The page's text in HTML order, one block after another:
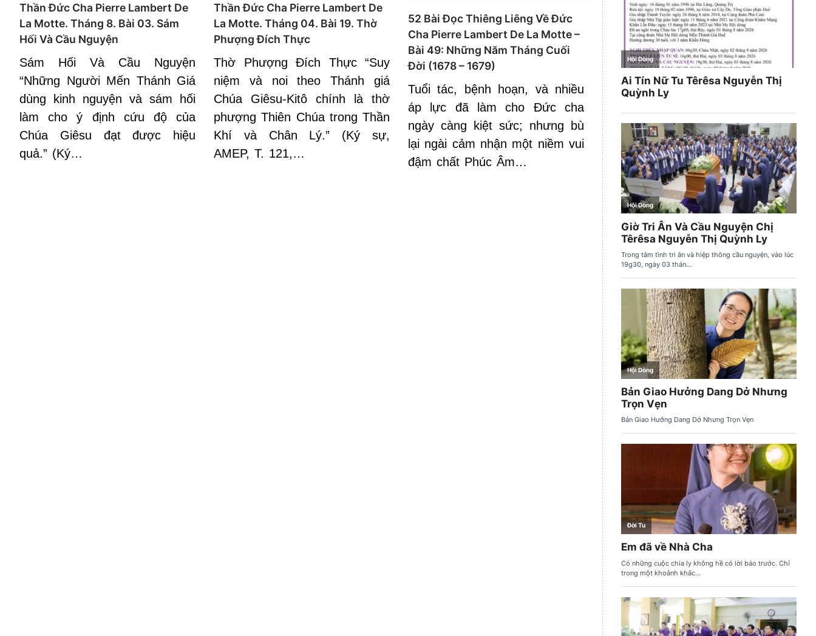
Thần Đức Cha Pierre Lambert De
La Motte. Tháng 8. Bài 03. Sám
Hối Và Cầu Nguyện
Sám Hối Và Cầu Nguyện
“Những Người Mến Thánh Giá
dùng kinh nguyện và sám hối
làm cho ý định cứu độ của
Chúa Giêsu đạt được hiệu
quả.” (Ký…
Thần Đức Cha Pierre Lambert De
La Motte. Tháng 04. Bài 19. Thờ
Phượng Đích Thực
Thờ Phượng Đích Thực “Suy
niệm và noi theo Thánh giá
Chúa Giêsu-Kitô chính là thờ
phượng Thiên Chúa trong Thần
Khí và Chân Lý.” (Ký sự,
AMEP, T. 121,…
52 Bài Đọc Thiêng Liêng Về Đức
Cha Pierre Lambert De La Motte –
Bài 49: Những Năm Tháng Cuối
Đời (1678 – 1679)
Tuổi tác, bệnh hoạn, và nhiều
áp lực đã làm cho Đức cha
ngày càng kiệt sức; nhưng bù
lại ngài cảm nhận một niềm vui
đậm chất Phúc Âm…